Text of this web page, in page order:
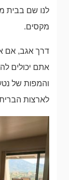
לנו שם בבית
מקסים.
דרך אגב, אם
אתם יכולים
והמפות של
לארצות